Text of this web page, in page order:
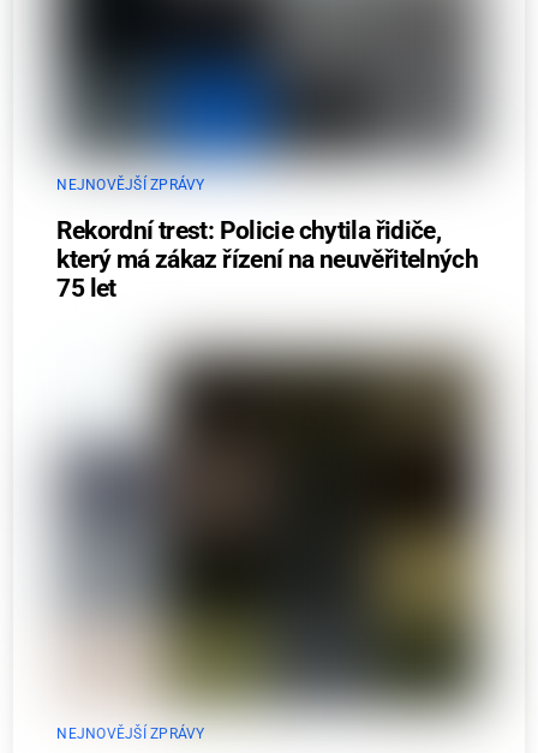
NEJNOVĚJŠÍ ZPRÁVY
Rekordní trest: Policie chytila řidiče,
který má zákaz řízení na neuvěřitelných
75 let
NEJNOVĚJŠÍ ZPRÁVY